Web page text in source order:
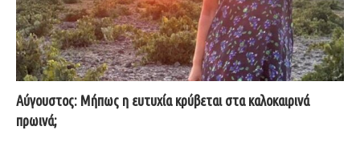
Αύγουστος: Μήπως η ευτυχία κρύβεται στα καλοκαιρινά
πρωινά;